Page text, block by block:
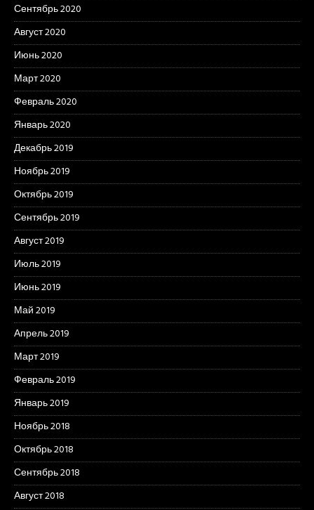
Сентябрь 2020
Август 2020
Июнь 2020
Март 2020
Февраль 2020
Январь 2020
Декабрь 2019
Ноябрь 2019
Октябрь 2019
Сентябрь 2019
Август 2019
Июль 2019
Июнь 2019
Май 2019
Апрель 2019
Март 2019
Февраль 2019
Январь 2019
Ноябрь 2018
Октябрь 2018
Сентябрь 2018
Август 2018